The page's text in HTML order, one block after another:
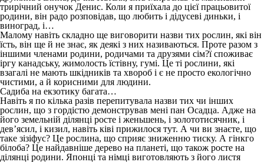
трирічний онучок Денис. Коли я приїхала до цієї працьовитої
родини, він радо розповідав, що любить і дідусеві диньки, і
виноград, і…
Малому навіть складно ще виговорити назви тих рослин, які він
їсть, він ще й не знає, як деякі з них називаються. Проте разом з
іншими членами родини, родичами та друзями сім?ї споживає
іргу канадську, жимолость їстівну, гумі. Це ті рослини, які
взагалі не мають шкідників та хвороб і є не просто екологічно
чистими, а й корисними для людини.
Садиба на екзотику багата…
Навіть я по кілька разів перепитувала назви тих чи інших
рослин, що з гордістю демонстрував мені пан Осадца. Адже на
його земельній ділянці росте і женьшень, і золототисячник, і
дев’ясил, і кизил, навіть ківі прижилося тут. А чи ви знаєте, що
таке зізіфус? Це рослина, що сприяє зниженню тиску. А гінкго
білоба? Це найдавніше дерево на планеті, що також росте на
ділянці родини. Японці та німці виготовляють з його листя